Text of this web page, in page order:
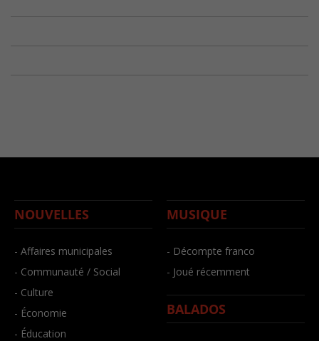
NOUVELLES
- Affaires municipales
- Communauté / Social
- Culture
- Économie
- Éducation
MUSIQUE
- Décompte franco
- Joué récemment
BALADOS